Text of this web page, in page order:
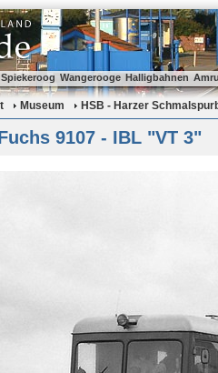
Spiekeroog Wangerooge Halligbahnen
Museum HSB - Harzer
9107 - IBL "VT 3"